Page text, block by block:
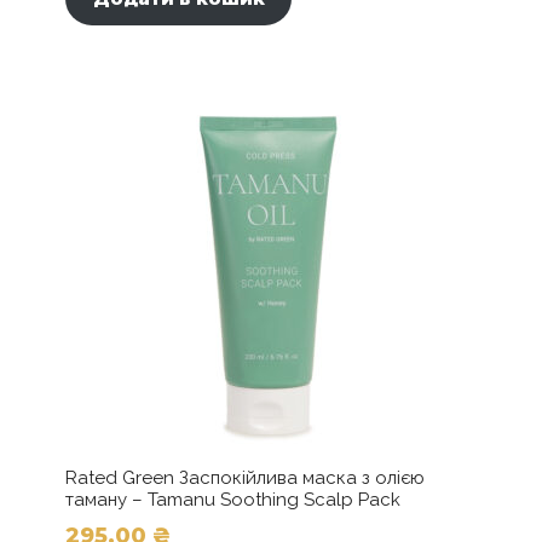
Rated Green Заспокійлива маска з олією
таману – Tamanu Soothing Scalp Pack
295,00 ₴